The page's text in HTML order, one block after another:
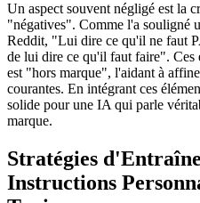
Un aspect souvent négligé est la
"négatives". Comme l'a souligné
Reddit, "Lui dire ce qu'il ne faut
de lui dire ce qu'il faut faire". Ces
est "hors marque", l'aidant à
courantes. En intégrant ces
solide pour une IA qui parle
marque.
Stratégies
Instructions